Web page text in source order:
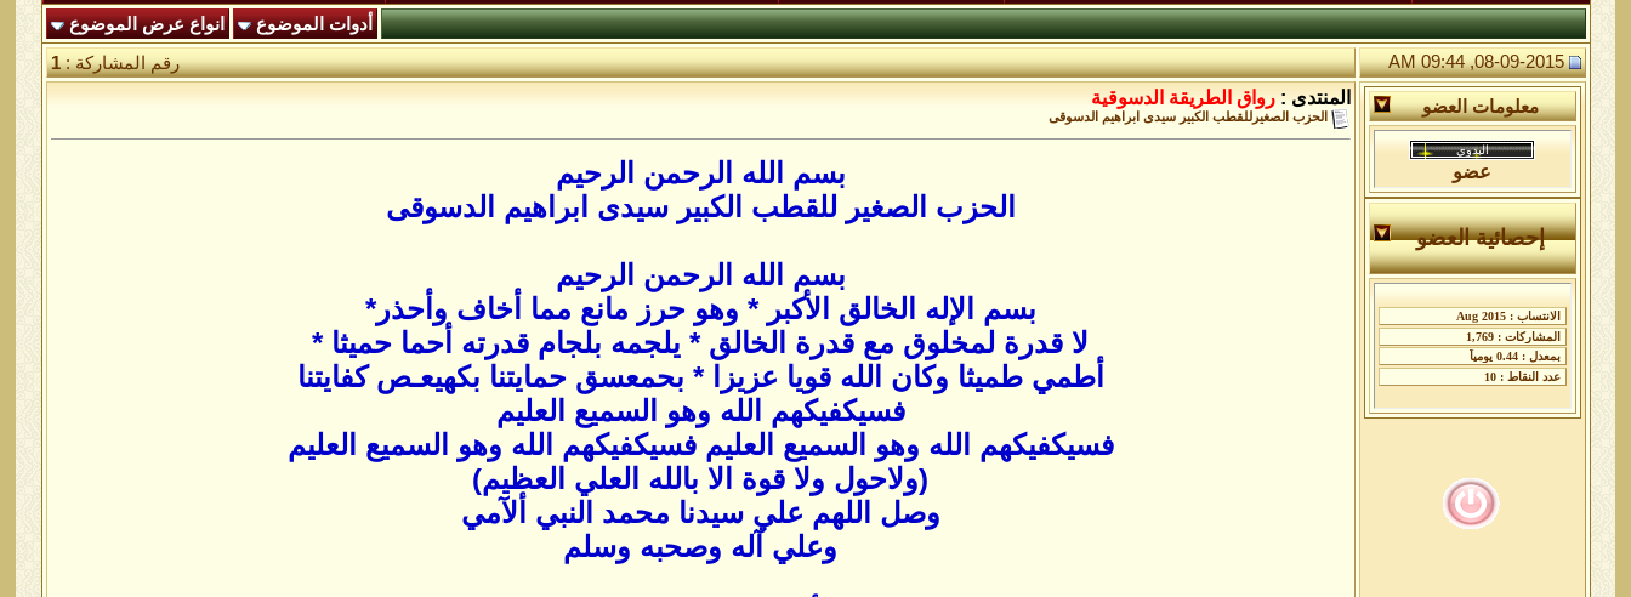
أدوات الموضوع
انواع عرض الموضوع
08-09-2015, 09:44 AM
رقم المشاركة :1
معلومات العضو
عضو
إحصائية العضو
المنتدى : رواق الطريقة الدسوقية
الحزب الصغيرللقطب الكبير سيدى ابراهيم الدسوقى
بسم الله الرحمن الرحيم
الحزب الصغير للقطب الكبير سيدى ابراهيم الدسوقى
بسم الله الرحمن الرحيم
بسم الإله الخالق الأكبر * وهو حرز مانع مما أخاف وأحذر*
لا قدرة لمخلوق مع قدرة الخالق * يلجمه بلجام قدرته أحما حميثا *
أطمي طميثا وكان الله قويا عزيزا * بحمعسق حمايتنا بكهيعـص كفايتنا
فسيكفيكهم الله وهو السميع العليم
فسيكفيكهم الله وهو السميع العليم فسيكفيكهم الله وهو السميع العليم
(ولاحول ولا قوة الا بالله العلي العظيم)
وصل اللهم علي سيدنا محمد النبي ألآمي
وعلي آله وصحبه وسلم